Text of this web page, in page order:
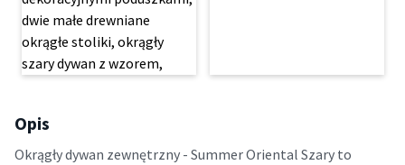
Opis
Okrągły dywan zewnętrzny - Summer Oriental Szary to